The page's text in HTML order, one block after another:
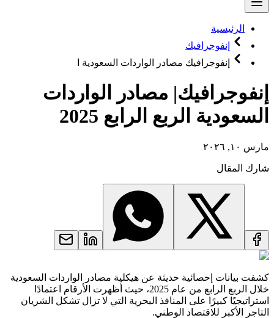
الرئيسية
إنفوجرافيك
إنفوجرافيك مصادر الواردات السعودية ا
إنفوجرافيك| مصادر الواردات
السعودية الربع الرابع 2025
مارس ١٠, ٢٠٢٦
شارك المقال
كشفت بيانات إحصائية حديثة عن هيكلية مصادر الواردات السعودية
خلال الربع الرابع من عام 2025، حيث أظهرت الأرقام اعتمادًا
استراتيجيًا كبيرًا على المنافذ البحرية التي لا تزال تشكل الشريان
التاجر الأكبر للاقتصاد الوطني.